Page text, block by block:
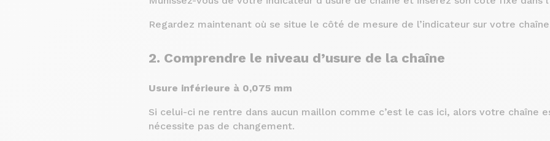
Regardez maintenant où se situe le côté de mesure de l’indicateur sur votre
2. Comprendre le niveau d’usure de la chaîne
Usure inférieure à 0,075 mm
Si celui-ci ne rentre dans aucun maillon comme c’est le cas ici, alors votre chaîne
nécessite pas de changement.